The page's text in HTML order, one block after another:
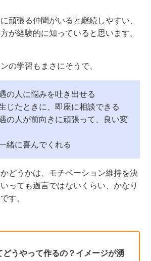
頑張る仲間がいると継続しやすい、
が経験的に知っていると思います。
の学習もまさにそうで、
の人に悩みを吐き出せる
じたときに、即座に相談できる
の人が前向きに頑張って、良い変
緒に喜んでくれる
どうかは、モチベーション維持を決
っても過言ではないくらい、かなり
す。
どうやって作るの？イメージが湧